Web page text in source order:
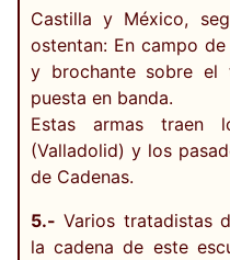
Castilla y México,
ostentan: En campo
y brochante sobre el
puesta en banda.
Estas armas traen
(Valladolid) y los
de Cadenas.
5.- Varios tratadistas
la cadena de este